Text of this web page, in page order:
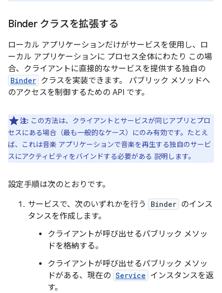
Binder クラスを拡張する
ローカル アプリケーションだけがサービスを使用し、ロ
ーカル アプリケーションに プロセス全体にわたり この場
合、クライアントに直接的なサービスを提供する独自の
Binder クラスを実装できます。 パブリック メソッドへ
のアクセスを制御するための API です。
注: この方法は、クライアントとサービスが同じアプリとプロ
セスにある場合（最も一般的なケース）にのみ有効です。たとえ
ば、これは音楽 アプリケーションで音楽を再生する独自のサービ
スにアクティビティをバインドする必要がある 説明します。
設定手順は次のとおりです。
サービスで、次のいずれかを行う
Binder のインス
タンスを作成します。
クライアントが呼び出せるパブリック メソッ
ドを格納する。
クライアントが呼び出せるパブリック メソッ
ドがある、現在の Service インスタンスを返
す。